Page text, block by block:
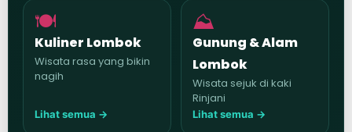
🍽️
Kuliner Lombok
Wisata rasa yang bikin
nagih
Lihat semua →
⛰️
Gunung & Alam
Lombok
Wisata sejuk di kaki
Rinjani
Lihat semua →